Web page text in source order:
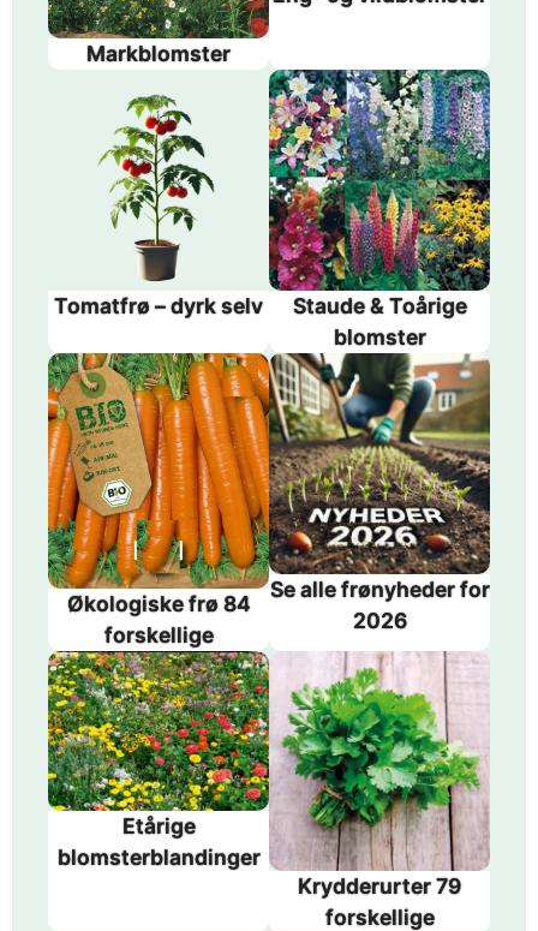
Markblomster
Tomatfrø – dyrk selv
Staude & Toårige
blomster
Økologiske frø 84
forskellige
Se alle frønyheder for
2026
Etårige
blomsterblandinger
Krydderurter 79
forskellige